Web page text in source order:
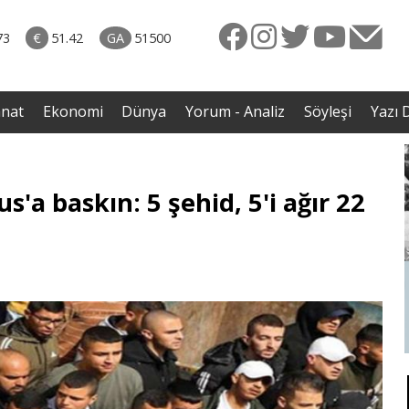
€ 51.42 GA 51500
• Gannuşi'nin serbest bırakılması için çağrı
Ekonomi Dünya Yorum - Analiz Söyleşi Yazı
baskın: 5 şehid, 5'i ağır 22